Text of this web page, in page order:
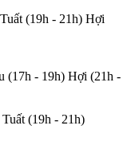
Tuất (19h - 21h) Hợi
(17h - 19h) Hợi (21h -
Tuất (19h - 21h)